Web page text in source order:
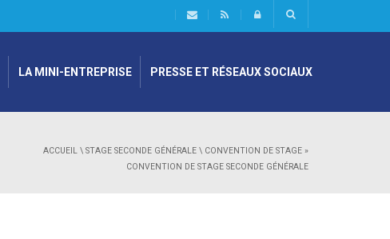
LA MINI-ENTREPRISE PRESSE ET RÉSEAUX SOCIAUX
ACCUEIL \ STAGE SECONDE GÉNÉRALE \ CONVENTION DE STAGE »
CONVENTION DE STAGE SECONDE GÉNÉRALE